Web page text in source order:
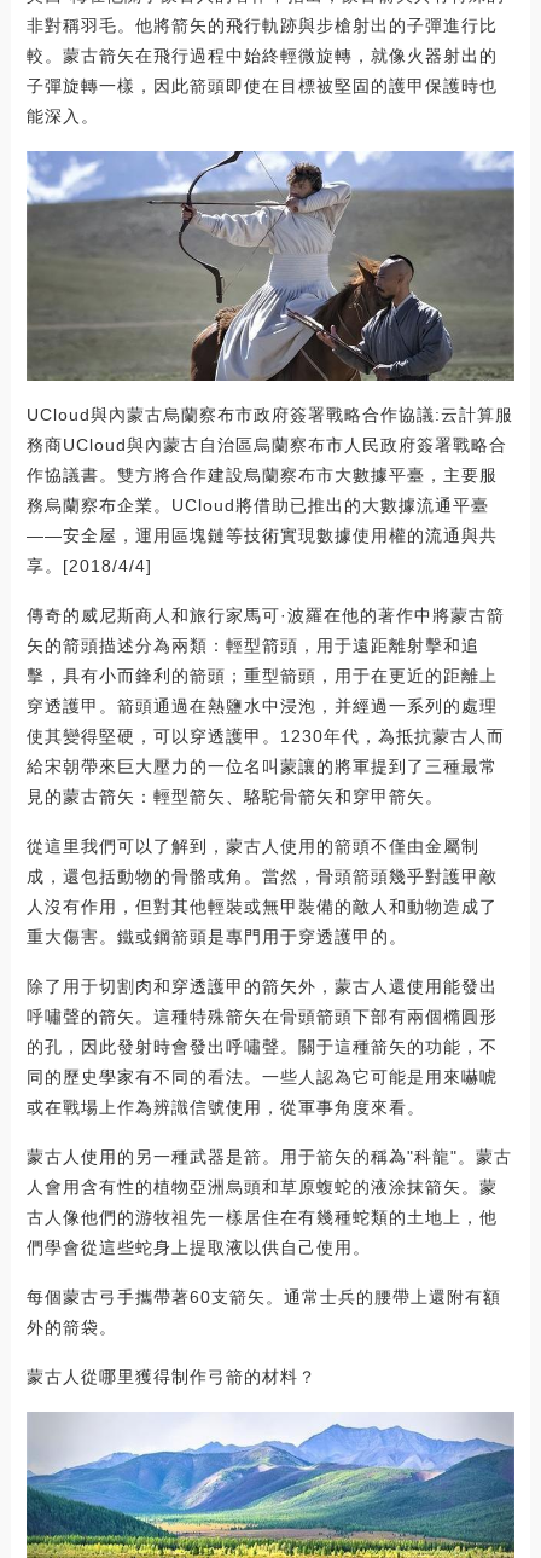
非對稱羽毛。他將箭矢的飛行軌跡與步槍射出的子彈進行比
較。蒙古箭矢在飛行過程中始終輕微旋轉，就像火器射出的
子彈旋轉一樣，因此箭頭即使在目標被堅固的護甲保護時也
能深入。
UCloud與內蒙古烏蘭察布市政府簽署戰略合作協議:云計算服
務商UCloud與內蒙古自治區烏蘭察布市人民政府簽署戰略合
作協議書。雙方將合作建設烏蘭察布市大數據平臺，主要服
務烏蘭察布企業。UCloud將借助已推出的大數據流通平臺
——安全屋，運用區塊鏈等技術實現數據使用權的流通與共
享。[2018/4/4]
傳奇的威尼斯商人和旅行家馬可·波羅在他的著作中將蒙古箭
矢的箭頭描述分為兩類：輕型箭頭，用于遠距離射擊和追
擊，具有小而鋒利的箭頭；重型箭頭，用于在更近的距離上
穿透護甲。箭頭通過在熱鹽水中浸泡，并經過一系列的處理
使其變得堅硬，可以穿透護甲。1230年代，為抵抗蒙古人而
給宋朝帶來巨大壓力的一位名叫蒙讓的將軍提到了三種最常
見的蒙古箭矢：輕型箭矢、駱駝骨箭矢和穿甲箭矢。
從這里我們可以了解到，蒙古人使用的箭頭不僅由金屬制
成，還包括動物的骨骼或角。當然，骨頭箭頭幾乎對護甲敵
人沒有作用，但對其他輕裝或無甲裝備的敵人和動物造成了
重大傷害。鐵或鋼箭頭是專門用于穿透護甲的。
除了用于切割肉和穿透護甲的箭矢外，蒙古人還使用能發出
呼嘯聲的箭矢。這種特殊箭矢在骨頭箭頭下部有兩個橢圓形
的孔，因此發射時會發出呼嘯聲。關于這種箭矢的功能，不
同的歷史學家有不同的看法。一些人認為它可能是用來嚇唬
或在戰場上作為辨識信號使用，從軍事角度來看。
蒙古人使用的另一種武器是箭。用于箭矢的稱為"科龍"。蒙古
人會用含有性的植物亞洲烏頭和草原蝮蛇的液涂抹箭矢。蒙
古人像他們的游牧祖先一樣居住在有幾種蛇類的土地上，他
們學會從這些蛇身上提取液以供自己使用。
每個蒙古弓手攜帶著60支箭矢。通常士兵的腰帶上還附有額
外的箭袋。
蒙古人從哪里獲得制作弓箭的材料？